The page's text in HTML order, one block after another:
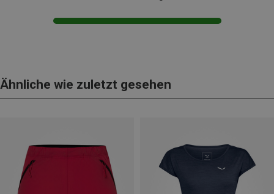
Ähnliche wie zuletzt gesehen